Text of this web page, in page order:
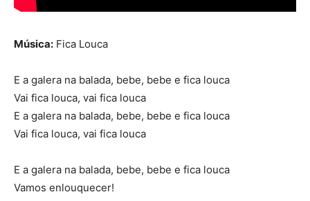
Música: Fica Louca
E a galera na balada, bebe, bebe e fica louca
Vai fica louca, vai fica louca
E a galera na balada, bebe, bebe e fica louca
Vai fica louca, vai fica louca
E a galera na balada, bebe, bebe e fica louca
Vamos enlouquecer!